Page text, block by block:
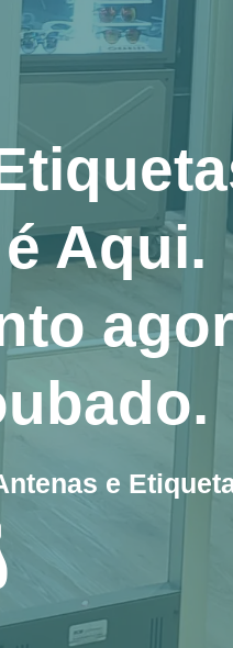
Aqui.
e